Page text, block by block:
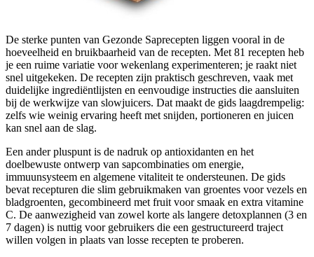
De sterke punten van Gezonde Saprecepten liggen vooral in de
hoeveelheid en bruikbaarheid van de recepten. Met 81 recepten heb
je een ruime variatie voor wekenlang experimenteren; je raakt niet
snel uitgekeken. De recepten zijn praktisch geschreven, vaak met
duidelijke ingrediëntlijsten en eenvoudige instructies die aansluiten
bij de werkwijze van slowjuicers. Dat maakt de gids laagdrempelig:
zelfs wie weinig ervaring heeft met snijden, portioneren en juicen
kan snel aan de slag.
Een ander pluspunt is de nadruk op antioxidanten en het
doelbewuste ontwerp van sapcombinaties om energie,
immuunsysteem en algemene vitaliteit te ondersteunen. De gids
bevat recepturen die slim gebruikmaken van groentes voor vezels en
bladgroenten, gecombineerd met fruit voor smaak en extra vitamine
C. De aanwezigheid van zowel korte als langere detoxplannen (3 en
7 dagen) is nuttig voor gebruikers die een gestructureerd traject
willen volgen in plaats van losse recepten te proberen.